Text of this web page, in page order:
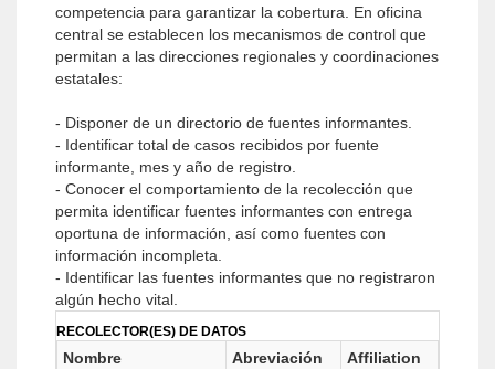
competencia para garantizar la cobertura. En oficina
central se establecen los mecanismos de control que
permitan a las direcciones regionales y coordinaciones
estatales:
- Disponer de un directorio de fuentes informantes.
- Identificar total de casos recibidos por fuente
informante, mes y año de registro.
- Conocer el comportamiento de la recolección que
permita identificar fuentes informantes con entrega
oportuna de información, así como fuentes con
información incompleta.
- Identificar las fuentes informantes que no registraron
algún hecho vital.
RECOLECTOR(ES) DE DATOS
Nombre Abreviación
Affiliation